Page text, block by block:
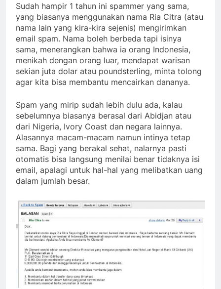
Sudah hampir 1 tahun ini spammer yang sama,
yang biasanya menggunakan nama Ria Citra (atau
nama lain yang kira-kira sejenis) mengirimkan
email spam. Nama boleh berbeda tapi isinya
sama, menerangkan bahwa ia orang Indonesia,
menikah dengan orang luar, mendapat warisan
sekian juta dolar atau poundsterling, minta tolong
agar kita bisa membantu mencairkan dananya.
Spam yang mirip sudah lebih dulu ada, kalau
sebelumnya biasanya berasal dari Abidjan atau
dari Nigeria, Ivory Coast dan negara lainnya.
Alasannya macam-macam namun intinya tetap
sama. Bagi yang berakal sehat, nalarnya pasti
otomatis bisa langsung menilai benar tidaknya isi
email, apalagi untuk hal-hal yang melibatkan uang
dalam jumlah besar.